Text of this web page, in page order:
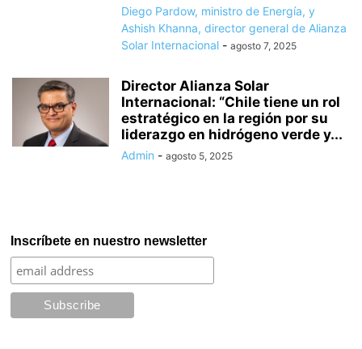
Diego Pardow, ministro de Energía, y
Ashish Khanna, director general de Alianza
Solar Internacional - agosto 7, 2025
Director Alianza Solar
Internacional: “Chile tiene un rol
estratégico en la región por su
liderazgo en hidrógeno verde y...
Admin - agosto 5, 2025
Inscríbete en nuestro newsletter